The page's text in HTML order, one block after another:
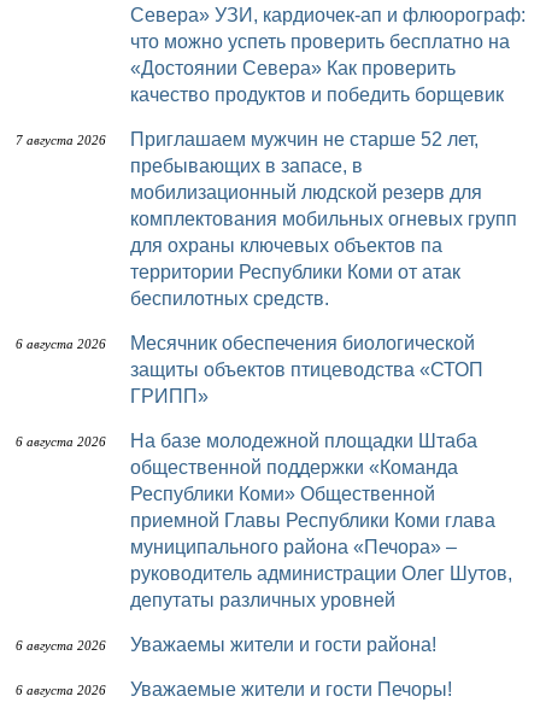
Севера» УЗИ, кардиочек-ап и флюорограф:
что можно успеть проверить бесплатно на
«Достоянии Севера» Как проверить
качество продуктов и победить борщевик
7 августа 2026
Приглашаем мужчин не старше 52 лет,
пребывающих в запасе, в
мобилизационный людской резерв для
комплектования мобильных огневых групп
для охраны ключевых объектов па
территории Республики Коми от атак
беспилотных средств.
6 августа 2026
Месячник обеспечения биологической
защиты объектов птицеводства «СТОП
ГРИПП»
6 августа 2026
На базе молодежной площадки Штаба
общественной поддержки «Команда
Республики Коми» Общественной
приемной Главы Республики Коми глава
муниципального района «Печора» –
руководитель администрации Олег Шутов,
депутаты различных уровней
6 августа 2026 Уважаемы жители и гости района!
6 августа 2026 Уважаемые жители и гости Печоры!